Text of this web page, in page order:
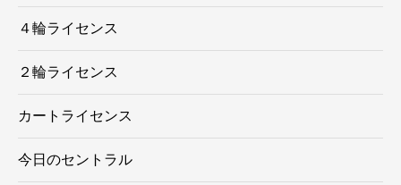
４輪ライセンス
２輪ライセンス
カートライセンス
今日のセントラル